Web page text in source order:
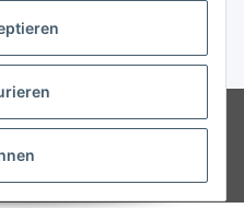
berechnet, zzgl.Versand
Sabine Werner Besucherzähler:
gemäß §19 UStG wird keine
berechnet.